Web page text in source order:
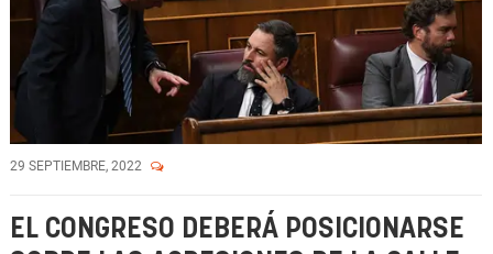
29 SEPTIEMBRE, 2022
EL CONGRESO DEBERÁ POSICIONARSE